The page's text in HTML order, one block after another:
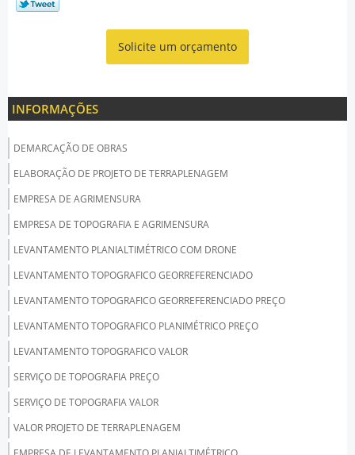
Solicite um orçamento
INFORMAÇÕES
DEMARCAÇÃO DE OBRAS
ELABORAÇÃO DE PROJETO DE TERRAPLENAGEM
EMPRESA DE AGRIMENSURA
EMPRESA DE TOPOGRAFIA E AGRIMENSURA
LEVANTAMENTO PLANIALTIMÉTRICO COM DRONE
LEVANTAMENTO TOPOGRAFICO GEORREFERENCIADO
LEVANTAMENTO TOPOGRAFICO GEORREFERENCIADO PREÇO
LEVANTAMENTO TOPOGRAFICO PLANIMÉTRICO PREÇO
LEVANTAMENTO TOPOGRAFICO VALOR
SERVIÇO DE TOPOGRAFIA PREÇO
SERVIÇO DE TOPOGRAFIA VALOR
VALOR PROJETO DE TERRAPLENAGEM